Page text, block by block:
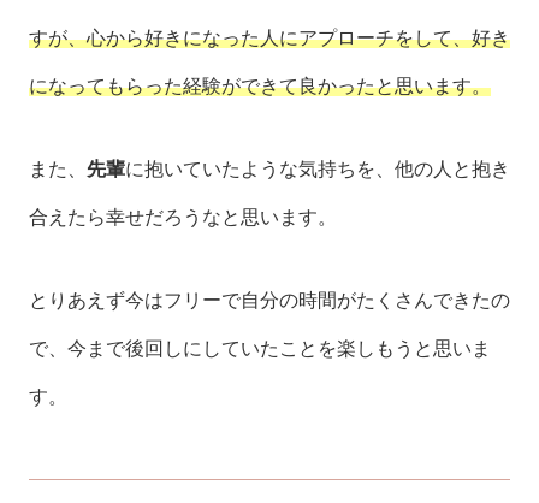
すが、心から好きになった人にアプローチをして、好き
になってもらった経験ができて良かったと思います。
また、 先輩に抱いていたような気持ちを、他の人と抱き
合えたら幸せだろうなと思います。
とりあえず今はフリーで自分の時間がたくさんできたの
で、今まで後回しにしていたことを楽しもうと思いま
す。